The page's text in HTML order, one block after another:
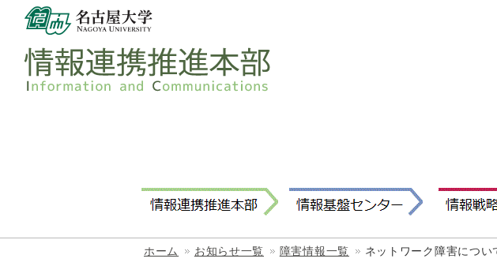
ホーム お知らせ一覧 障害情報一覧 ネットワーク障害につい